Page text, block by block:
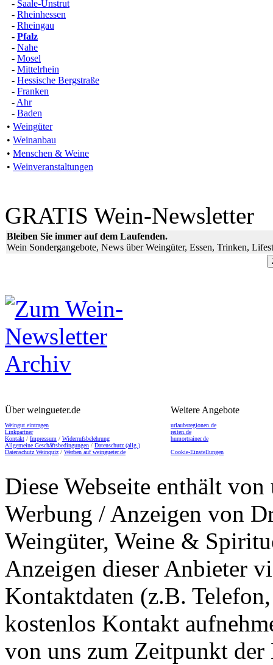
- Saale-Unstrut
- Rheinhessen
- Rheingau
- Pfalz
- Nahe
- Mosel
- Mittelrhein
- Hessische Bergstraße
- Franken
- Ahr
- Baden
• Weingüter
• Weinanbau
• Menschen & Weine
• Weinveranstaltungen
GRATIS Wein-Newsletter
Bleiben Sie immer auf dem Laufenden.
Wein Sondergangebote, News über Weingüter, Essen, Trinken,
Über weingueter.de
Weingut eintragen
Linkpartner
Kontakt / Impressum / Widerrufsbelehrung
Allgemeine Geschäftsbedingungen / Datenschutz (allg.)
Datenschutz Weinquiz / Werben auf weingueter.de
Weitere Angebote
urlaubsregionen.de
reiten.de
humortrainer.de
Cookie-Einstellungen
Diese Webseite enthält
Werbung / Anzeigen von
Weingüter, Weine &
Anzeigen dieser Anbieter
Kontaktdaten (z.B.
kostenlos Kontakt
von uns zum Zeitpunkt